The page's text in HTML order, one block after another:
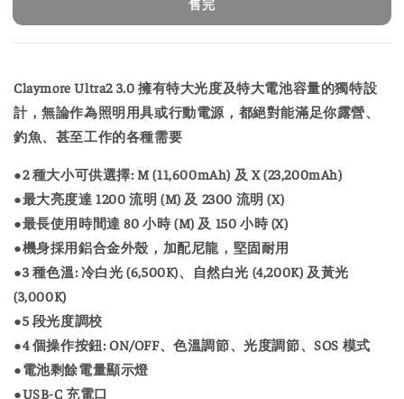
售完
Claymore Ultra2 3.0 擁有特大光度及特大電池容量的獨特設
計，無論作為照明用具或行動電源，都絕對能滿足你露營、
釣魚、甚至工作的各種需要
●2 種大小可供選擇: M (11,600mAh) 及 X (23,200mAh)
●最大亮度達 1200 流明 (M) 及 2300 流明 (X)
●最長使用時間達 80 小時 (M) 及 150 小時 (X)
●機身採用鋁合金外殼，加配尼龍，堅固耐用
●3 種色溫: 冷白光 (6,500K)、自然白光 (4,200K) 及黃光
(3,000K)
●5 段光度調校
●4 個操作按鈕: ON/OFF、色溫調節、光度調節、SOS 模式
●電池剩餘電量顯示燈
●USB-C 充電口